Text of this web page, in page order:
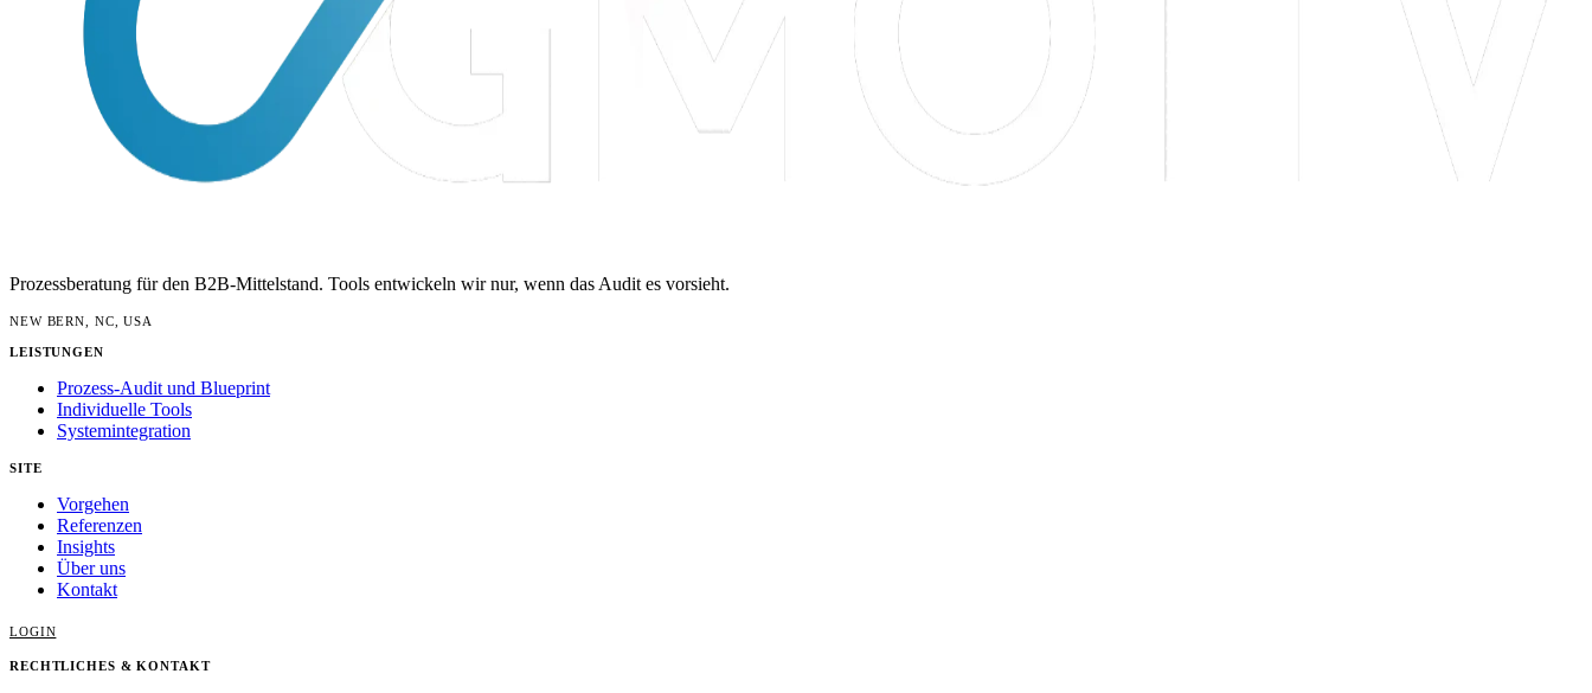
Prozessberatung für den B2B-Mittelstand. Tools entwickeln wir nur, wenn das Audit es vorsieht.
NEW BERN, NC, USA
LEISTUNGEN
Prozess-Audit und Blueprint
Individuelle Tools
Systemintegration
SITE
Vorgehen
Referenzen
Insights
Über uns
Kontakt
LOGIN
RECHTLICHES & KONTAKT